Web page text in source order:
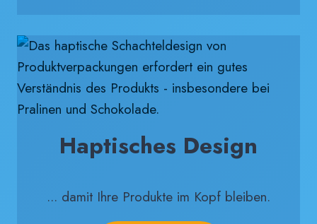
Haptisches Design
... damit Ihre Produkte im Kopf bleiben.